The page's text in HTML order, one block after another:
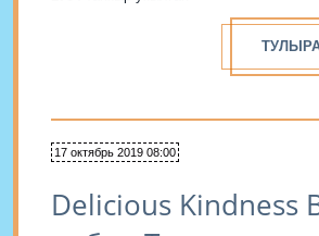
күп кенә алынмалар кабул ителгән.
17 октябрь 2019 08:00
Delicious Kindness